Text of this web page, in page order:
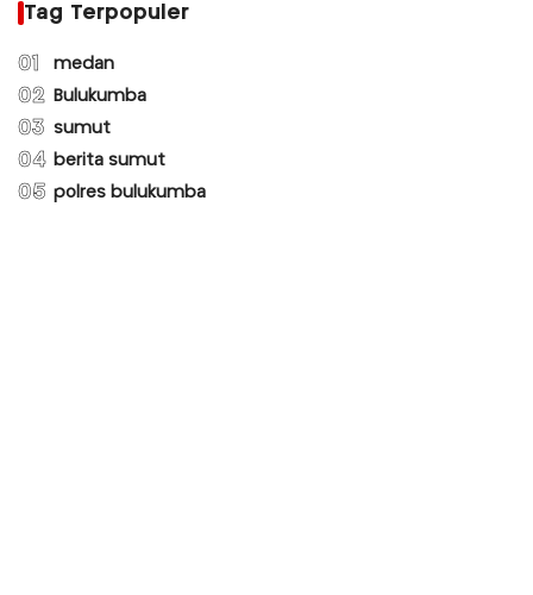
Tag Terpopuler
01 medan
02 Bulukumba
03 sumut
04 berita sumut
05 polres bulukumba